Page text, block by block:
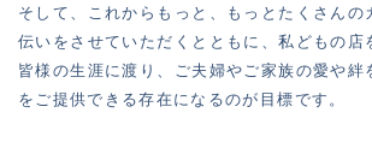
そして、これからもっと、もっとたくさんの
伝いをさせていただくとともに、私どもの店
皆様の生涯に渡り、ご夫婦やご家族の愛や絆
をご提供できる存在になるのが目標です。